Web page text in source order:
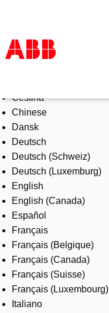
Products & Solutions
Industries
Services
About us
Where to buy
Contact us
Careers
Čeština
Chinese
Dansk
Deutsch
Deutsch (Schweiz)
Deutsch (Luxemburg)
English
English (Canada)
Español
Français
Français (Belgique)
Français (Canada)
Français (Suisse)
Français (Luxembourg)
Italiano